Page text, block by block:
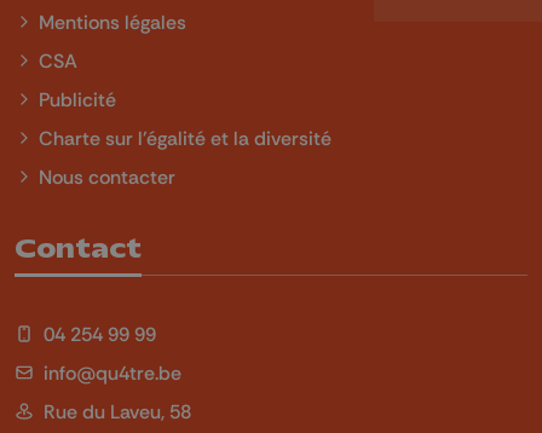
Mentions légales
CSA
Publicité
Charte sur l'égalité et la diversité
Nous contacter
Contact
04 254 99 99
info@qu4tre.be
Rue du Laveu, 58